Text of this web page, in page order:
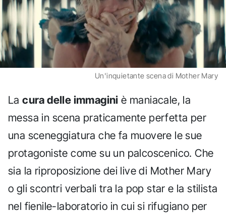
Un'inquietante scena di Mother Mary
Lacura delle immagini è maniacale, la
messa in scena praticamente perfetta per
una sceneggiatura che fa muovere le sue
protagoniste come su un palcoscenico. Che
sia la riproposizione dei live di Mother Mary
o gli scontri verbali tra la pop star e la stilista
nel fienile-laboratorio in cui si rifugiano per